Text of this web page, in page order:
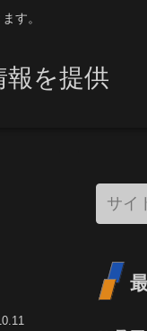
す。
を提供